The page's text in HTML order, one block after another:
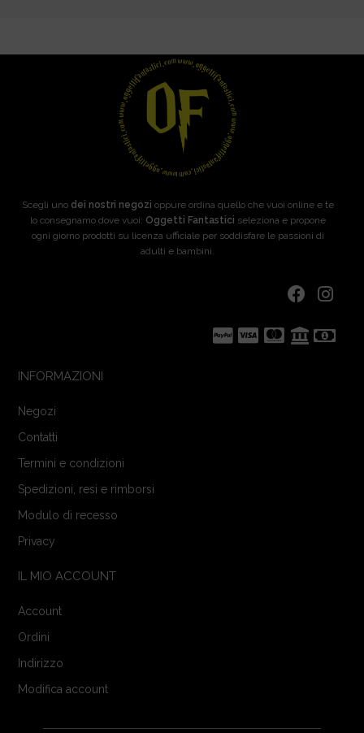
Scegli uno dei nostri negozi oppure ordina quello che vuoi online e te
lo consegnamo dove vuoi: Oggetti Fantastici seleziona e propone
ogni giorno prodotti su licenza ufficiale per soddisfare le passioni di
adulti e bambini.
INFORMAZIONI
Negozi
Contatti
Termini e condizioni
Spedizioni, resi e rimborsi
Modulo di recesso
Privacy
IL MIO ACCOUNT
Account
Ordini
Indirizzo
Modifica account